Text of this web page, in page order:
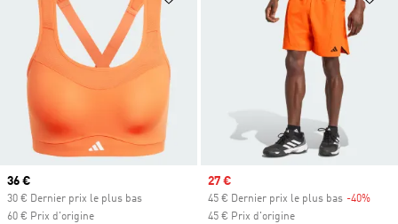
Prix actuel
36 €
30 € Dernier prix le plus bas
60 € Prix d'origine
Prix soldé
27 €
45 € Dernier prix le plus bas -40%
45 € Prix d'origine